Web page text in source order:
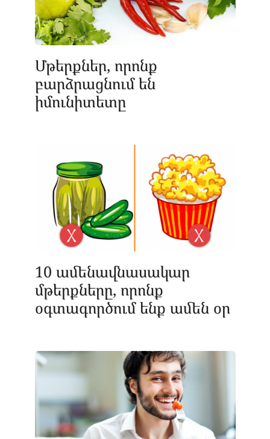
Մթերքներ, որոնք
բարձրացնում են
իմունիտետը
10 ամենավնասակար
մթերքները, որոնք
օգտագործում ենք ամեն օր